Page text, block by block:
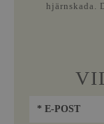
hjärnskada.